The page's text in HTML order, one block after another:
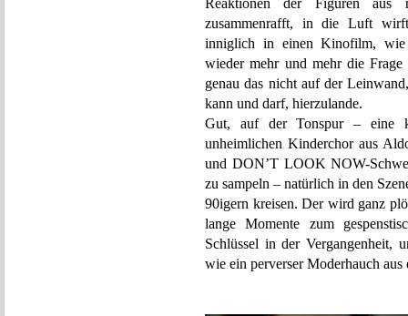
Reaktionen der Figuren aus
zusammenrafft, in die Luft
inniglich in einen Kinofilm, wie
wieder mehr und mehr die
genau das nicht auf der
kann und darf, hierzulande.
Gut, auf der Tonspur – eine
unheimlichen Kinderchor aus
und DON’T LOOK NOW-
zu sampeln – natürlich in den
90igern kreisen. Der wird ganz
lange Momente zum
Schlüssel in der Vergangenheit,
wie ein perverser Moderhauch aus